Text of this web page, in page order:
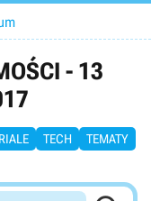
- 13
TECH TEMATY